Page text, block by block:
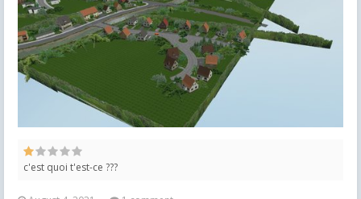
c'est quoi t'est-ce ???